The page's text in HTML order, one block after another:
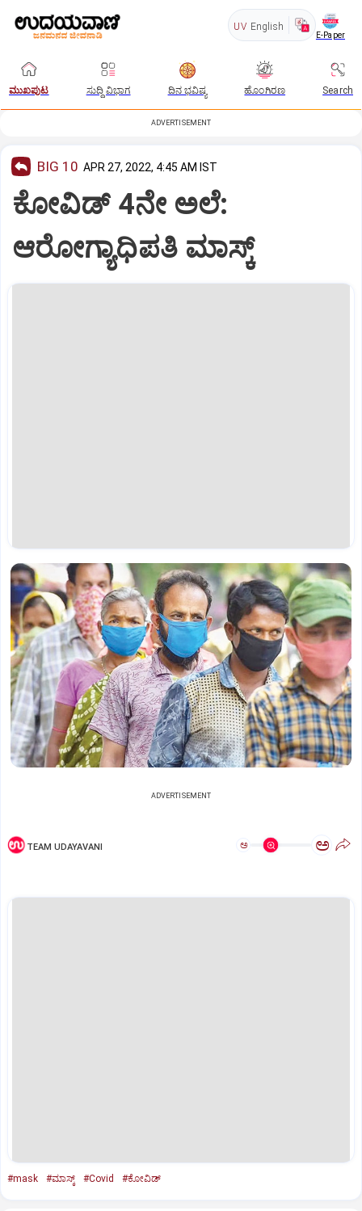
UV English
E-Paper
ಮುಖಪುಟ ಸುದ್ದಿ ವಿಭಾಗ ದಿನ ಭವಿಷ್ಯ ಹೊಂಗಿರಣ Search
ADVERTISEMENT
BIG 10 APR 27, 2022, 4:45 AM IST
ಕೋವಿಡ್‌ 4ನೇ ಅಲೆ:
ಆರೋಗ್ಯಾಧಿಪತಿ ಮಾಸ್ಕ್
ADVERTISEMENT
TEAM UDAYAVANI ಅ ಅ
#mask #ಮಾಸ್ಕ್ #Covid #ಕೋವಿಡ್